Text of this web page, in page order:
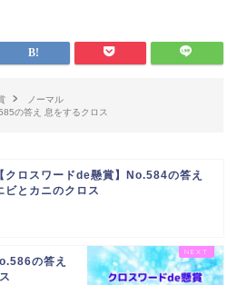
ノーマル
の答え 息をするクロス
【クロスワードde懸賞】No.584の答え
ビとカニのクロス
の答え